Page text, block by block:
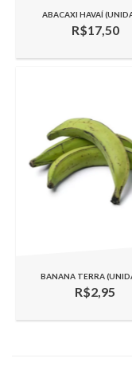
ABACAXI HAVAÍ
R$17,50
BANANA TERRA
R$2,95